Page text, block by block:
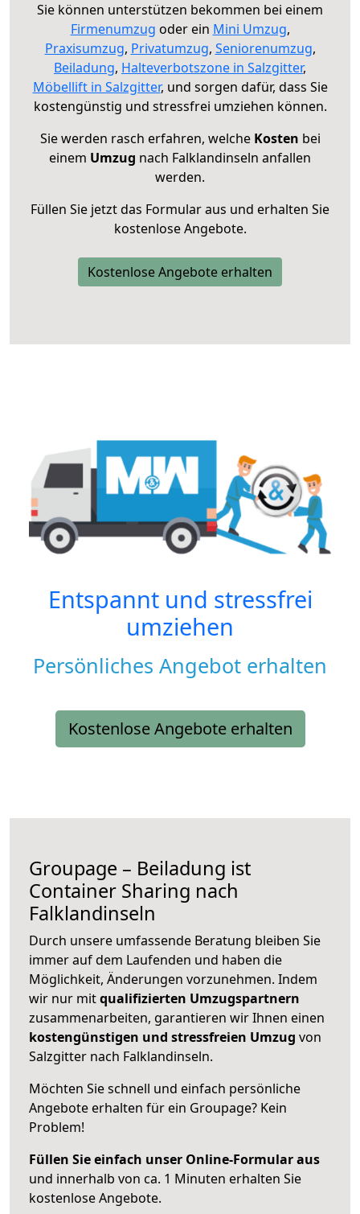
Sie können unterstützen bekommen bei einem
Firmenumzug oder ein Mini Umzug,
Praxisumzug, Privatumzug, Seniorenumzug,
Beiladung, Halteverbotszone in Salzgitter,
Möbellift in Salzgitter, und sorgen dafür, dass Sie
kostengünstig und stressfrei umziehen können.
Sie werden rasch erfahren, welche Kosten bei
einem Umzug nach Falklandinseln anfallen
werden.
Füllen Sie jetzt das Formular aus und erhalten Sie
kostenlose Angebote.
Kostenlose Angebote erhalten
Entspannt und stressfrei
umziehen
Persönliches Angebot erhalten
Kostenlose Angebote erhalten
Groupage – Beiladung ist
Container Sharing nach
Falklandinseln
Durch unsere umfassende Beratung bleiben Sie
immer auf dem Laufenden und haben die
Möglichkeit, Änderungen vorzunehmen. Indem
wir nur mitqualifizierten Umzugspartnern
zusammenarbeiten, garantieren wir Ihnen einen
kostengünstigen und stressfreien Umzug von
Salzgitter nach Falklandinseln.
Möchten Sie schnell und einfach persönliche
Angebote erhalten für ein Groupage? Kein
Problem!
Füllen Sie einfach unser Online-Formular aus
und innerhalb von ca. 1 Minuten erhalten Sie
kostenlose Angebote.